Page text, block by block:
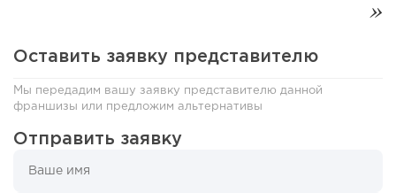
для бизнеса,...
Оставить заявку представителю
Мы передадим вашу заявку представителю данной
франшизы или предложим альтернативы
Отправить заявку